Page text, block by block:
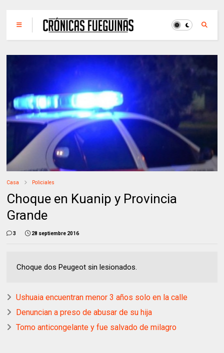
Casa Policiales
Choque en Kuanip y Provincia
Grande
3 28 septiembre 2016
Choque dos Peugeot sin lesionados.
Ushuaia encuentran menor 3 años solo en la calle
Denuncian a preso de abusar de su hija
Tomo anticongelante y fue salvado de milagro